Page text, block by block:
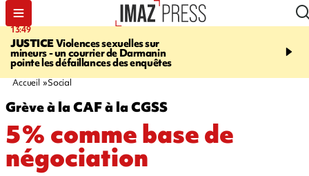
13:49
JUSTICEViolences sexuelles sur
mineurs - un courrier de Darmanin
pointe les défaillances des enquêtes
17:59
Corniche - la route du
Accueil Social
Grève à la CAF à la CGSS
5% comme base de
négociation